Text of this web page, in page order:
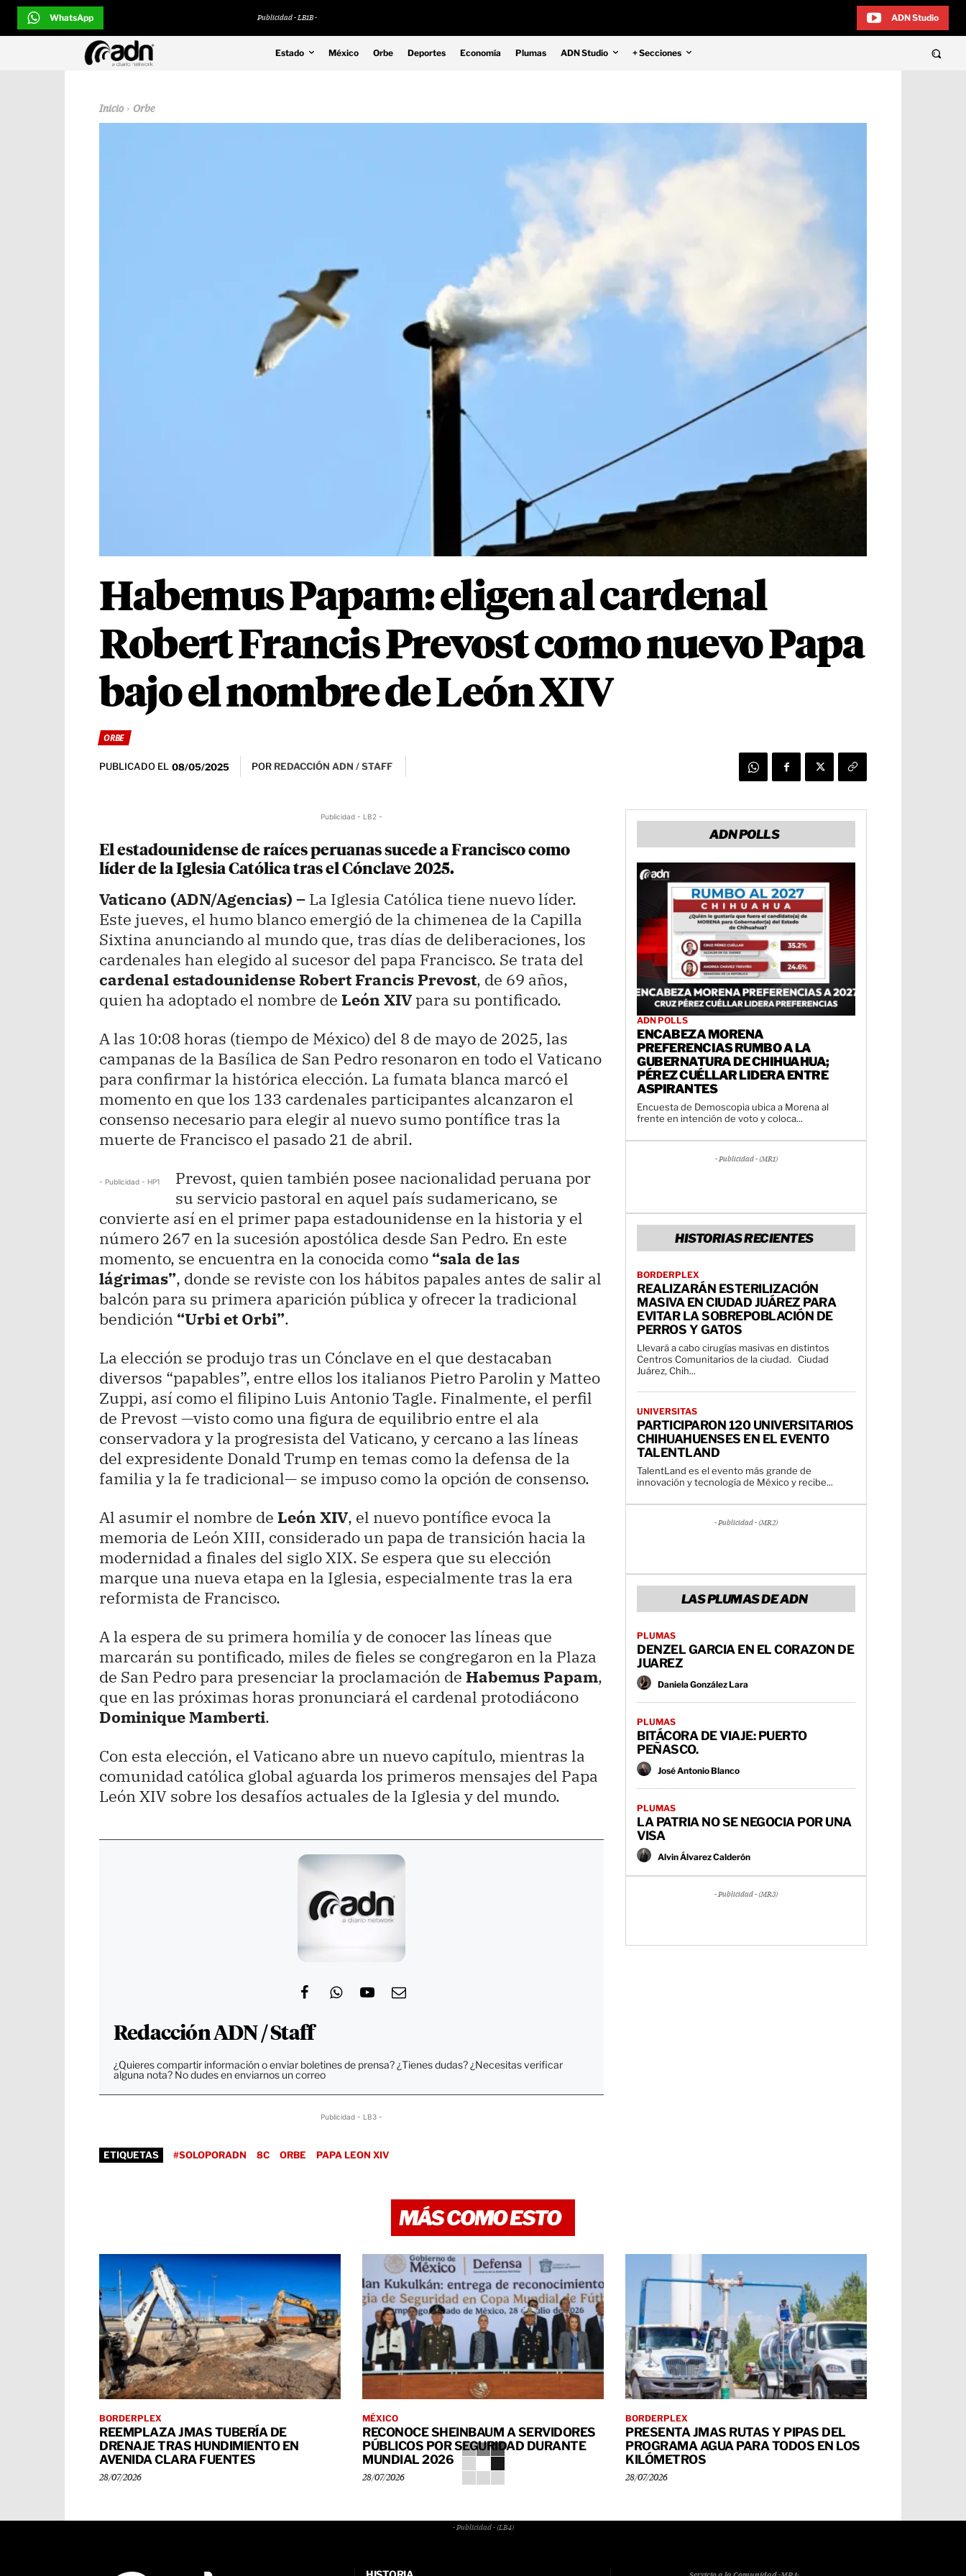
WhatsApp Publicidad - LB1B - ADN Studio
Estado México Orbe Deportes Economía Plumas ADN Studio + Secciones
Inicio Orbe
Habemus Papam: eligen al cardenal
Robert Francis Prevost como nuevo Papa
bajo el nombre de León XIV
ORBE
PUBLICADO EL 08/05/2025 POR REDACCIÓN ADN / STAFF
Publicidad - LB2 -
El estadounidense de raíces peruanas sucede a Francisco como
líder de la Iglesia Católica tras el Cónclave 2025.
Vaticano (ADN/Agencias) – La Iglesia Católica tiene nuevo líder.
Este jueves, el humo blanco emergió de la chimenea de la Capilla
Sixtina anunciando al mundo que, tras días de deliberaciones, los
cardenales han elegido al sucesor del papa Francisco. Se trata del
cardenal estadounidense Robert Francis Prevost, de 69 años,
quien ha adoptado el nombre de León XIVpara su pontificado.
A las 10:08 horas (tiempo de México) del 8 de mayo de 2025, las
campanas de la Basílica de San Pedro resonaron en todo el Vaticano
para confirmar la histórica elección. La fumata blanca marcó el
momento en que los 133 cardenales participantes alcanzaron el
consenso necesario para elegir al nuevo sumo pontífice tras la
muerte de Francisco el pasado 21 de abril.
- Publicidad - HP1
Prevost, quien también posee nacionalidad peruana por
su servicio pastoral en aquel país sudamericano, se
convierte así en el primer papa estadounidense en la historia y el
número 267 en la sucesión apostólica desde San Pedro. En este
momento, se encuentra en la conocida como “sala de las
lágrimas”, donde se reviste con los hábitos papales antes de salir al
balcón para su primera aparición pública y ofrecer la tradicional
bendición “Urbi et Orbi”.
La elección se produjo tras un Cónclave en el que destacaban
diversos “papables”, entre ellos los italianos Pietro Parolin y Matteo
Zuppi, así como el filipino Luis Antonio Tagle. Finalmente, el perfil
de Prevost —visto como una figura de equilibrio entre el ala
conservadora y la progresista del Vaticano, y cercano a las líneas
del expresidente Donald Trump en temas como la defensa de la
familia y la fe tradicional— se impuso como la opción de consenso.
Al asumir el nombre de León XIV, el nuevo pontífice evoca la
memoria de León XIII, considerado un papa de transición hacia la
modernidad a finales del siglo XIX. Se espera que su elección
marque una nueva etapa en la Iglesia, especialmente tras la era
reformista de Francisco.
A la espera de su primera homilía y de conocer las líneas que
marcarán su pontificado, miles de fieles se congregaron en la Plaza
de San Pedro para presenciar la proclamación de Habemus Papam,
que en las próximas horas pronunciará el cardenal protodiácono
Dominique Mamberti.
Con esta elección, el Vaticano abre un nuevo capítulo, mientras la
comunidad católica global aguarda los primeros mensajes del Papa
León XIV sobre los desafíos actuales de la Iglesia y del mundo.
Redacción ADN / Staff
¿Quieres compartir información o enviar boletines de prensa? ¿Tienes dudas? ¿Necesitas verificar
alguna nota? No dudes en enviarnos un correo
Publicidad - LB3 -
ETIQUETAS #SOLOPORADN 8C ORBE PAPA LEON XIV
ADN POLLS
ADN POLLS
ENCABEZA MORENA
PREFERENCIAS RUMBO A LA
GUBERNATURA DE CHIHUAHUA;
PÉREZ CUÉLLAR LIDERA ENTRE
ASPIRANTES
Encuesta de Demoscopia ubica a Morena al
frente en intención de voto y coloca...
- Publicidad - (MR1)
HISTORIAS RECIENTES
BORDERPLEX
REALIZARÁN ESTERILIZACIÓN
MASIVA EN CIUDAD JUÁREZ PARA
EVITAR LA SOBREPOBLACIÓN DE
PERROS Y GATOS
Llevará a cabo cirugías masivas en distintos
Centros Comunitarios de la ciudad. Ciudad
Juárez, Chih...
UNIVERSITAS
PARTICIPARON 120 UNIVERSITARIOS
CHIHUAHUENSES EN EL EVENTO
TALENTLAND
TalentLand es el evento más grande de
innovación y tecnología de México y recibe...
- Publicidad - (MR2)
LAS PLUMAS DE ADN
PLUMAS
DENZEL GARCIA EN EL CORAZON DE
JUAREZ
Daniela González Lara
PLUMAS
BITÁCORA DE VIAJE: PUERTO
PEÑASCO.
José Antonio Blanco
PLUMAS
LA PATRIA NO SE NEGOCIA POR UNA
VISA
Alvin Álvarez Calderón
- Publicidad - (MR3)
MÁS COMO ESTO
BORDERPLEX
REEMPLAZA JMAS TUBERÍA DE
DRENAJE TRAS HUNDIMIENTO EN
AVENIDA CLARA FUENTES
28/07/2026
MÉXICO
RECONOCE SHEINBAUM A SERVIDORES
PÚBLICOS POR SEGURIDAD DURANTE
MUNDIAL 2026
28/07/2026
BORDERPLEX
PRESENTA JMAS RUTAS Y PIPAS DEL
PROGRAMA AGUA PARA TODOS EN LOS
KILÓMETROS
28/07/2026
- Publicidad - (LB4)